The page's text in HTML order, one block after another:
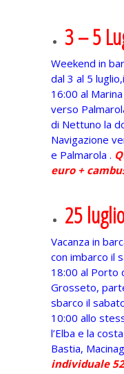
3 – 5
Weekend in
dal 3 al 5
16:00 al
verso
di Nettuno la
Navigazione
e Palmarola .
euro +
25
Vacanza in
con imbarco il
18:00 al Porto
Grosseto,
sbarco il
10:00 allo
l’Elba e la
Bastia,
individuale